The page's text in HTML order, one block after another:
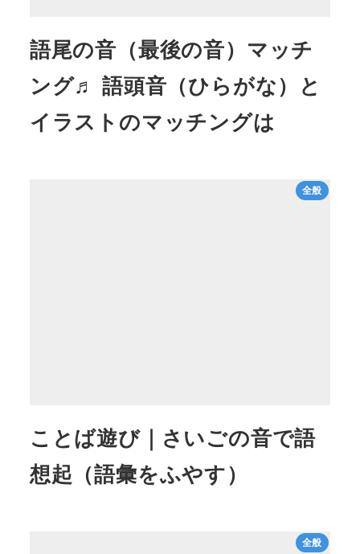
語尾の音（最後の音）マッチ
ング♬ 語頭音（ひらがな）と
イラストのマッチングは
全般
ことば遊び｜さいごの音で語
想起（語彙をふやす）
全般